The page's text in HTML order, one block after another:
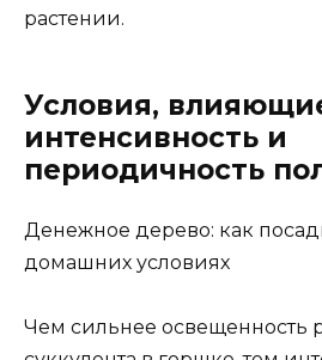
растении.
Условия,
интенсивность и
периодичность
Денежное дерево: как
домашних условиях
Чем сильнее освещенность